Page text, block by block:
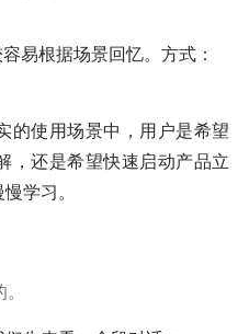
易根据场景回忆。方式：
的使用场景中，用户是希望
，还是希望快速启动产品立
学习。